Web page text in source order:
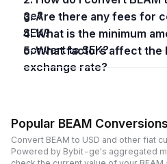
ge?
3. Are there any fees for converting BEAM to
SEK?
4. What is the minimum amount of BEAM I can
convert to SEK?
5. What factors affect the BEAM to SEK
exchange rate?
Popular BEAM Conversions
Convert BEAM to USD and other fiat
Powered by Bybit-ge's aggregated